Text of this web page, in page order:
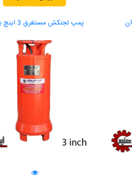
پمپ لجنکش مستغرق 3 اینچ بهاران